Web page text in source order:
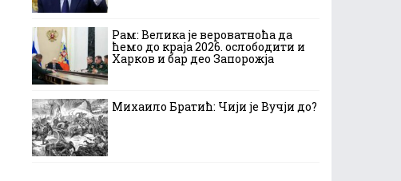
Рам: Велика је вероватноћа да
ћемо до краја 2026. ослободити и
Харков и бар део Запорожја
Михаило Братић: Чији је Вучји до?